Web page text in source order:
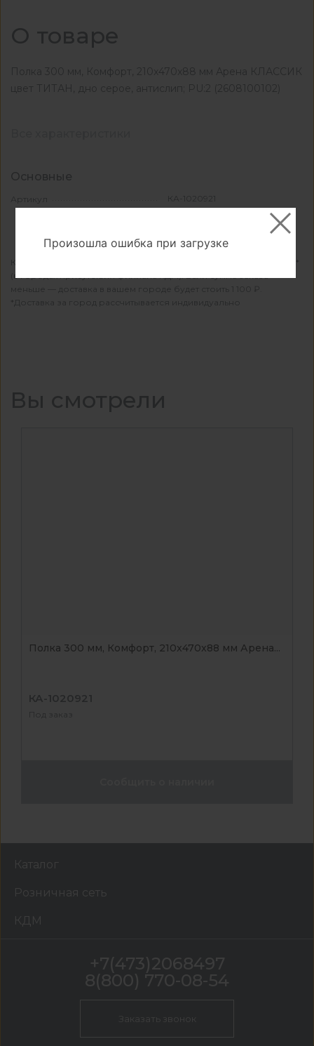
О товаре
Полка 300 мм, Комфорт, 210x470x88 мм Арена КЛАССИК
цвет ТИТАН, дно серое, антислип; PU:2 (2608100102)
Основные
Артикул КА-1020921
КДМ осуществляет бесплатную доставку при заказе от 15 000 ₽*
(в городах присутствия филиала КДМ). Если сумма заказа
меньше — доставка в вашем городе будет стоить 1 100 ₽.
*Доставка за город рассчитывается индивидуально
Вы смотрели
Полка 300 мм, Комфорт, 210x470x88 мм Арена...
КА-1020921
Под заказ
Каталог
Розничная сеть
КДМ
+7(473)2068497
8(800) 770-08-54
Заказать звонок
Произошла ошибка при загрузке